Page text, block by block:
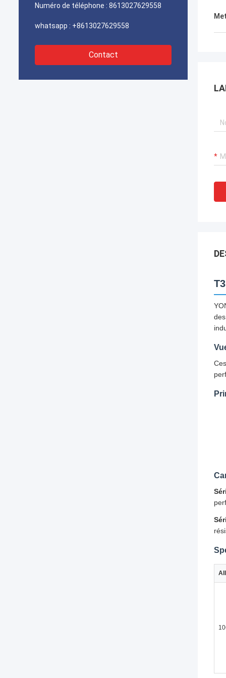
rapidement. Nous sommes très heureux
confiance.
Numéro de téléphone : 8613027629558
whatsapp : +8613027629558
Contact